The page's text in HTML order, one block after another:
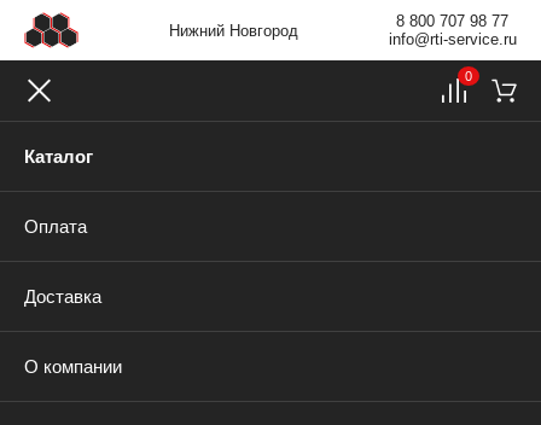
Нижний Новгород
8 800 707 98 77
info@rti-service.ru
Каталог
Оплата
Доставка
О компании
0